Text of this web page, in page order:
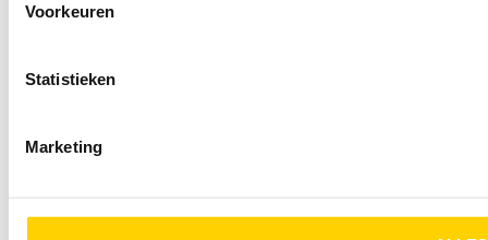
Voorkeuren
Statistieken
Marketing